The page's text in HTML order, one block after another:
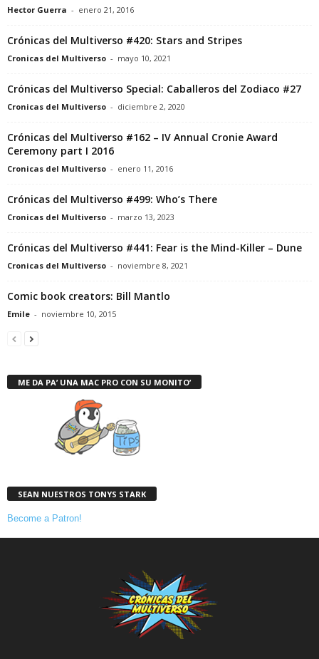
Hector Guerra - enero 21, 2016
Crónicas del Multiverso #420: Stars and Stripes
Cronicas del Multiverso - mayo 10, 2021
Crónicas del Multiverso Special: Caballeros del Zodiaco #27
Cronicas del Multiverso - diciembre 2, 2020
Crónicas del Multiverso #162 – IV Annual Cronie Award
Ceremony part I 2016
Cronicas del Multiverso - enero 11, 2016
Crónicas del Multiverso #499: Who’s There
Cronicas del Multiverso - marzo 13, 2023
Crónicas del Multiverso #441: Fear is the Mind-Killer – Dune
Cronicas del Multiverso - noviembre 8, 2021
Comic book creators: Bill Mantlo
Emile - noviembre 10, 2015
ME DA PA’ UNA MAC PRO CON SU MONITO’
SEAN NUESTROS TONYS STARK
Become a Patron!